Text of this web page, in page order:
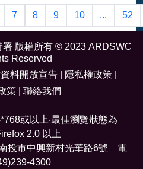
7 8 9 10 ... 52
版權所有 © 2023 ARDSWC
Reserved
料開放宣告 隱私權政策
策
聯絡我們
或以上‧最佳瀏覽狀態為
2.0 以上
投市中興新村光華路6號 電
4300